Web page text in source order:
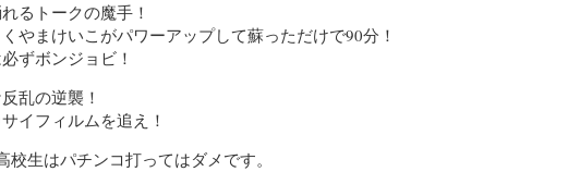
るトークの魔手！
やまけいこがパワーアップして蘇っただけで90分！
ずボンジョビ！
乱の逆襲！
イフィルムを追え！
校生はパチンコ打ってはダメです。